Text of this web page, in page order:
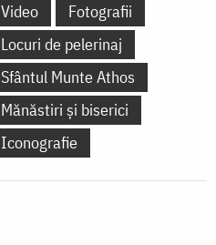
Video
Fotografii
Locuri de pelerinaj
Sfântul Munte Athos
Mănăstiri și biserici
Iconografie